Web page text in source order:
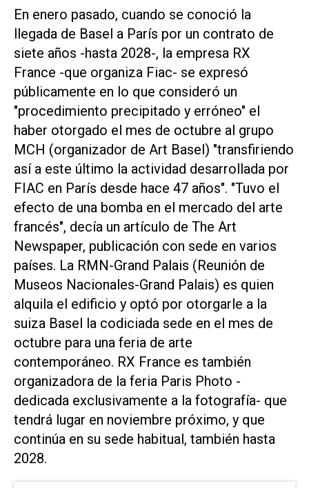
En enero pasado, cuando se conoció la
llegada de Basel a París por un contrato de
siete años -hasta 2028-, la empresa RX
France -que organiza Fiac- se expresó
públicamente en lo que consideró un
"procedimiento precipitado y erróneo" el
haber otorgado el mes de octubre al grupo
MCH (organizador de Art Basel) "transfiriendo
así a este último la actividad desarrollada por
FIAC en París desde hace 47 años". "Tuvo el
efecto de una bomba en el mercado del arte
francés", decía un artículo de The Art
Newspaper, publicación con sede en varios
países. La RMN-Grand Palais (Reunión de
Museos Nacionales-Grand Palais) es quien
alquila el edificio y optó por otorgarle a la
suiza Basel la codiciada sede en el mes de
octubre para una feria de arte
contemporáneo. RX France es también
organizadora de la feria Paris Photo -
dedicada exclusivamente a la fotografía- que
tendrá lugar en noviembre próximo, y que
continúa en su sede habitual, también hasta
2028.